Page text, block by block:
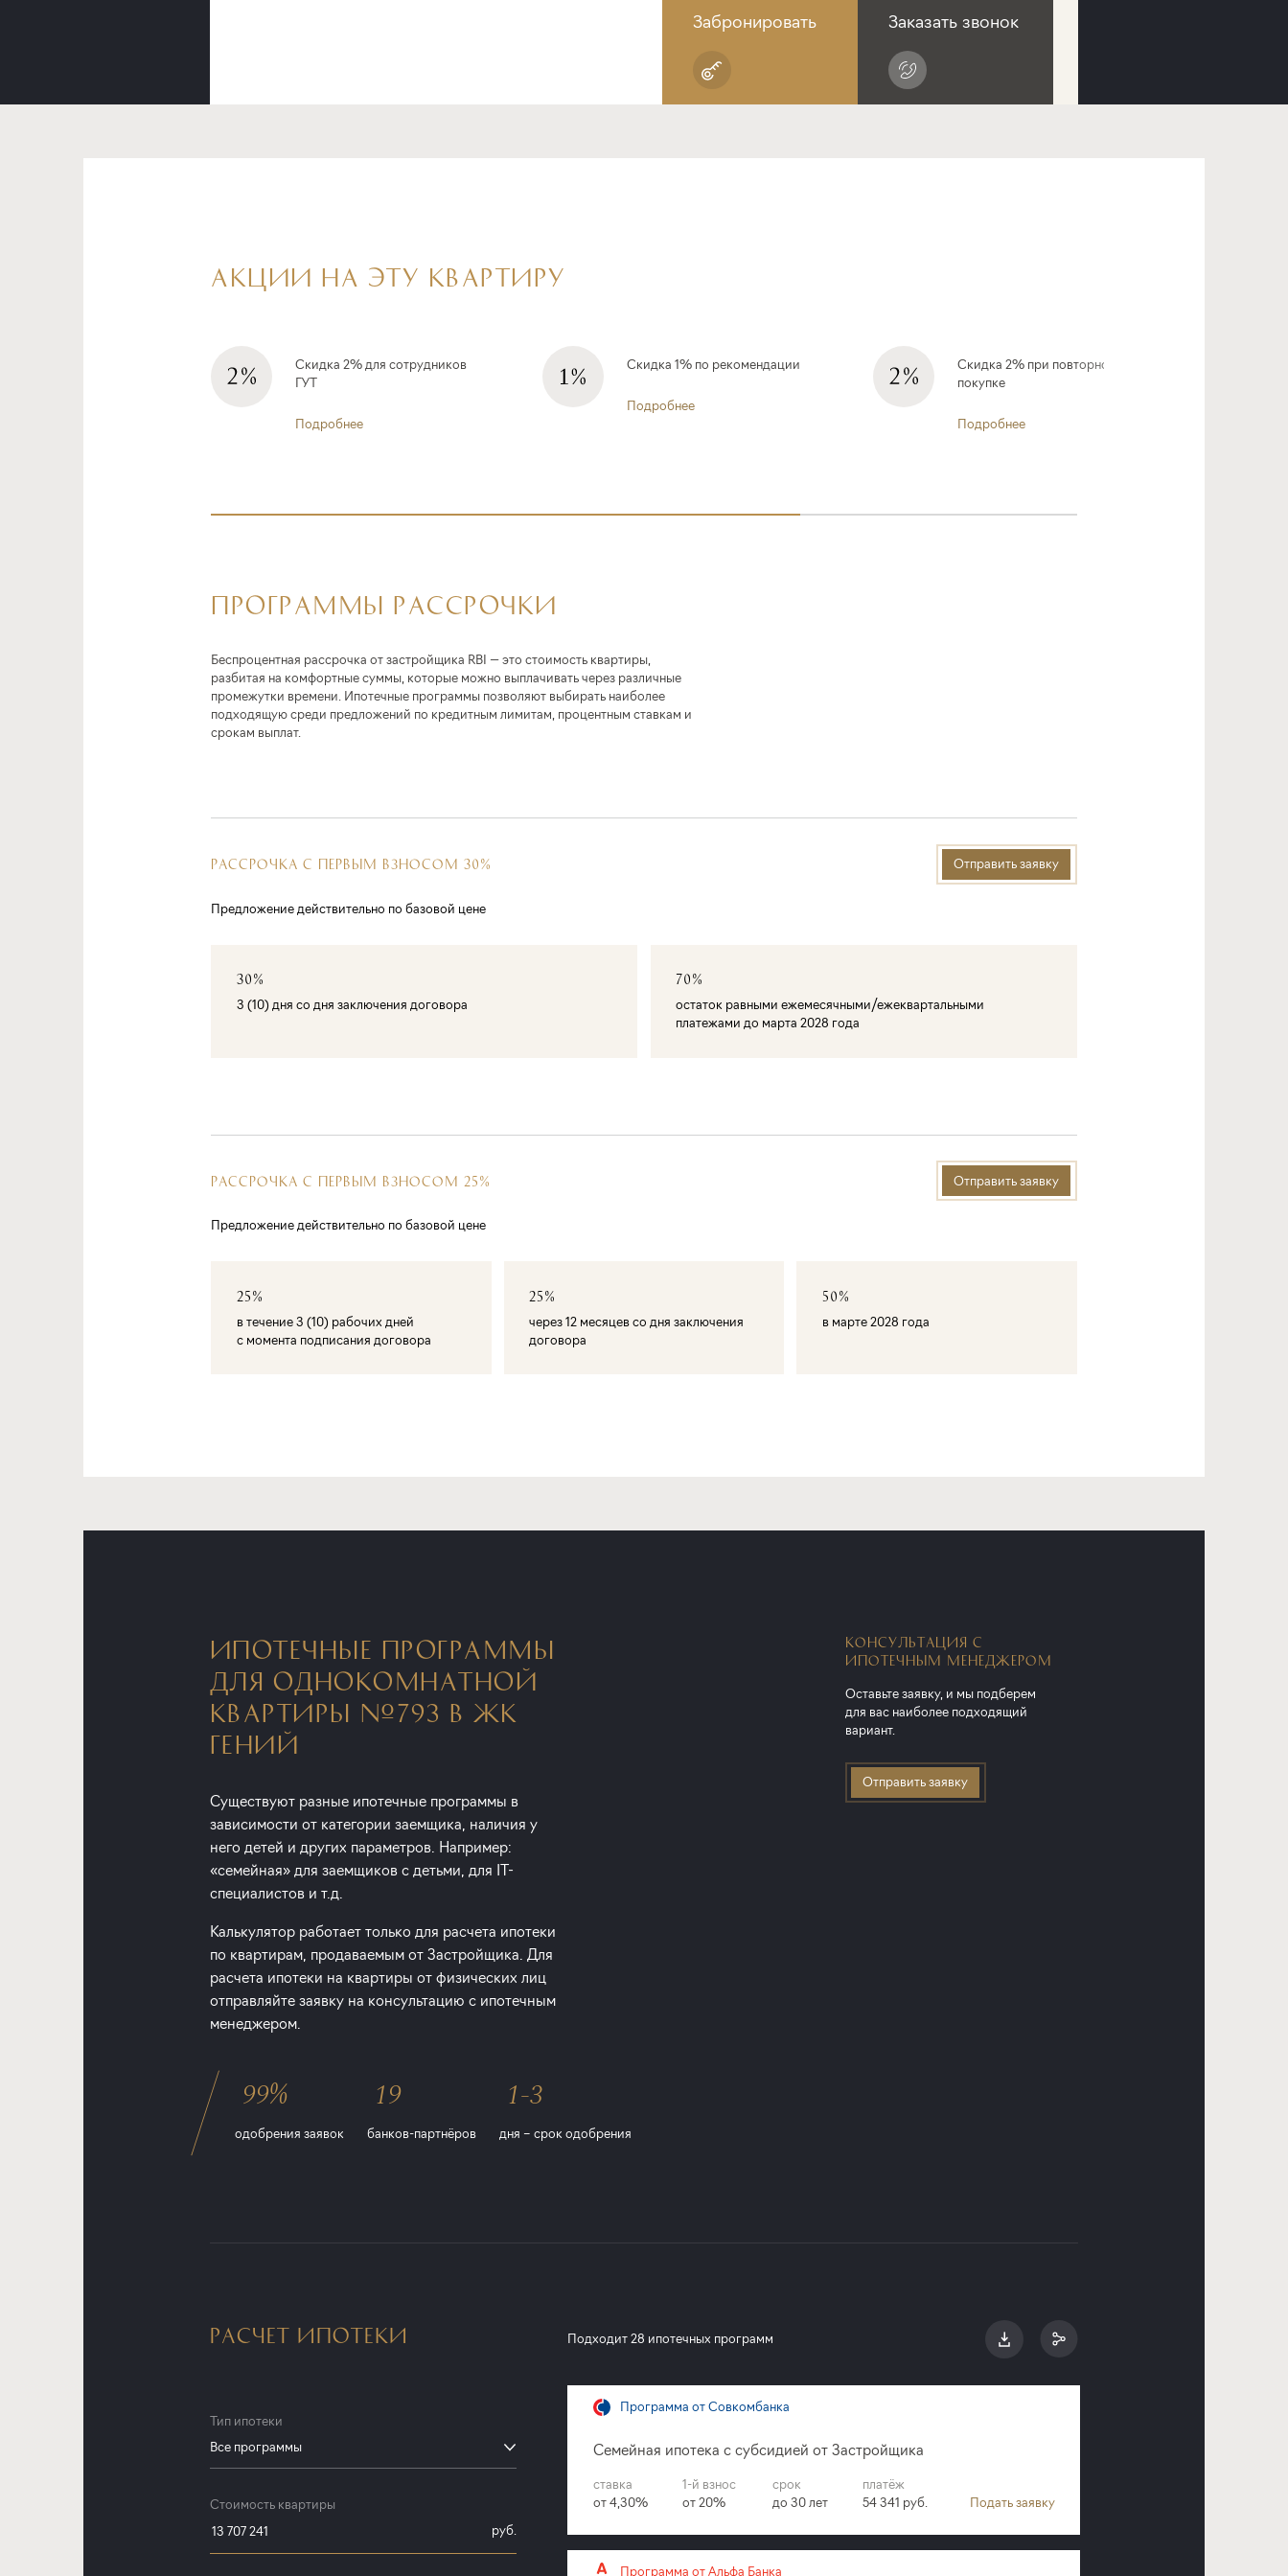
Забронировать Заказать звонок
АКЦИИ НА ЭТУ КВАРТИРУ
Скидка 2% для сотрудников
ГУТ
Подробнее
Скидка 1% по рекомендации
Подробнее
Скидка 2% при повторной
покупке
Подробнее
ПРОГРАММЫ РАССРОЧКИ
Беспроцентная рассрочка от застройщика RBI — это стоимость квартиры,
разбитая на комфортные суммы, которые можно выплачивать через различные
промежутки времени. Ипотечные программы позволяют выбирать наиболее
подходящую среди предложений по кредитным лимитам, процентным ставкам и
срокам выплат.
РАССРОЧКА С ПЕРВЫМ ВЗНОСОМ 30%
Предложение действительно по базовой цене
Отправить заявку
30%
3 (10) дня со дня заключения договора
70%
остаток равными ежемесячными/ежеквартальными
платежами до марта 2028 года
РАССРОЧКА С ПЕРВЫМ ВЗНОСОМ 25%
Предложение действительно по базовой цене
Отправить заявку
25%
в течение 3 (10) рабочих дней
с момента подписания договора
25%
через 12 месяцев со дня заключения
договора
50%
в марте 2028 года
ИПОТЕЧНЫЕ ПРОГРАММЫ
ДЛЯ ОДНОКОМНАТНОЙ
КВАРТИРЫ №793 В ЖК
ГЕНИЙ
Существуют разные ипотечные программы в
зависимости от категории заемщика, наличия у
него детей и других параметров. Например:
«семейная» для заемщиков с детьми, для IT-
специалистов и т.д.
Калькулятор работает только для расчета ипотеки
по квартирам, продаваемым от Застройщика. Для
расчета ипотеки на квартиры от физических лиц
отправляйте заявку на консультацию с ипотечным
менеджером.
99%
одобрения заявок
19
банков-партнёров
1-3
дня – срок одобрения
КОНСУЛЬТАЦИЯ С
ИПОТЕЧНЫМ МЕНЕДЖЕРОМ
Оставьте заявку, и мы подберем
для вас наиболее подходящий
вариант.
Отправить заявку
РАСЧЕТ ИПОТЕКИ
Тип ипотеки
Все программы
Субсидированная ставка от Застройщика
Стоимость квартиры
руб.
Подходит 28 ипотечных программ
Программа от Совкомбанка
Семейная ипотека с субсидией от Застройщика
ставка
от 4,30%
1-й взнос
от 20%
срок
до 30 лет
платёж
54 341 руб.
Подать заявку
Программа от Альфа Банка